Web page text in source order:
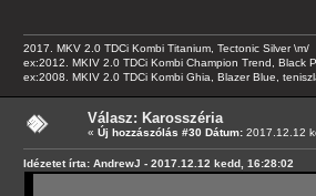
2017. MKV 2.0 TDCi Kombi Titanium, Tectonic Silver \m/
ex:2012. MKIV 2.0 TDCi Kombi Champion Trend, Black
ex:2008. MKIV 2.0 TDCi Kombi Ghia, Blazer Blue,
Válasz: Karosszéria
« Új hozzászólás #30 Dátum: 2017.12.12
Idézetet írta: AndrewJ - 2017.12.12 kedd, 16:28:02